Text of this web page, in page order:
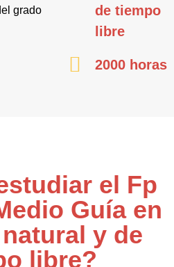
grado
de tiempo
libre
2000 horas
el Fp
Guía en
y de
libre?